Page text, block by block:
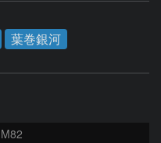
葉巻銀河
M82